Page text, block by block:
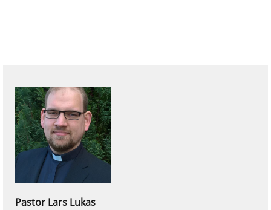
Pastor Lars Lukas